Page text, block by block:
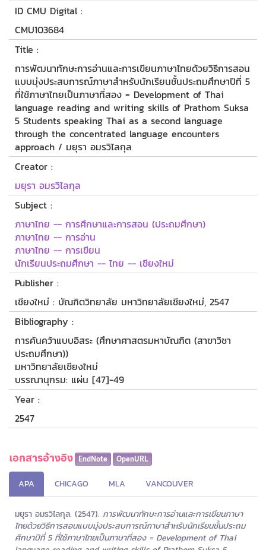
ID CMU Digital :
CMU103684
Title :
การพัฒนาทักษะการอ่านและการเขียนภาษาไทยด้วยวิธีการสอน
แบบมุ่งประสบการณ์ภาษาสำหรับนักเรียนชั้นประถมศึกษาปีที่ 5
ที่ใช้ภาษาไทยเป็นภาษาที่สอง = Development of Thai
language reading and writing skills of Prathom Suksa
5 Students speaking Thai as a second language
through the concentrated language encounters
approach / มยุรา อมรวิไลกุล
Creator :
มยุรา อมรวิไลกุล
Subject :
ภาษาไทย -- การศึกษาและการสอน (ประถมศึกษา)
ภาษาไทย -- การอ่าน
ภาษาไทย -- การเขียน
นักเรียนประถมศึกษา -- ไทย -- เชียงใหม่
Publisher :
เชียงใหม่ : บัณฑิตวิทยาลัย มหาวิทยาลัยเชียงใหม่, 2547
Bibliography :
การค้นคว้าแบบอิสระ (ศึกษาศาสตรมหาบัณฑิต (สาขาวิชา
ประถมศึกษา))
มหาวิทยาลัยเชียงใหม่
บรรณานุกรม: แผ่น [47]-49
Year :
2547
เอกสารอ้างอิง EndNote OpenURL
APA CHICAGO MLA VANCOUVER
มยุรา อมรวิไลกุล. (2547). การพัฒนาทักษะการอ่านและการเขียนภาษา
ไทยด้วยวิธีการสอนแบบมุ่งประสบการณ์ภาษาสำหรับนักเรียนชั้นประถม
ศึกษาปีที่ 5 ที่ใช้ภาษาไทยเป็นภาษาที่สอง = Development of Thai